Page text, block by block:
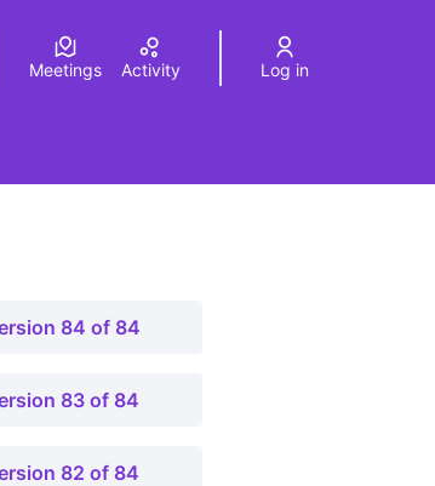
Choose language
Meetings Activity Log in
84 of 84
83 of 84
82 of 84